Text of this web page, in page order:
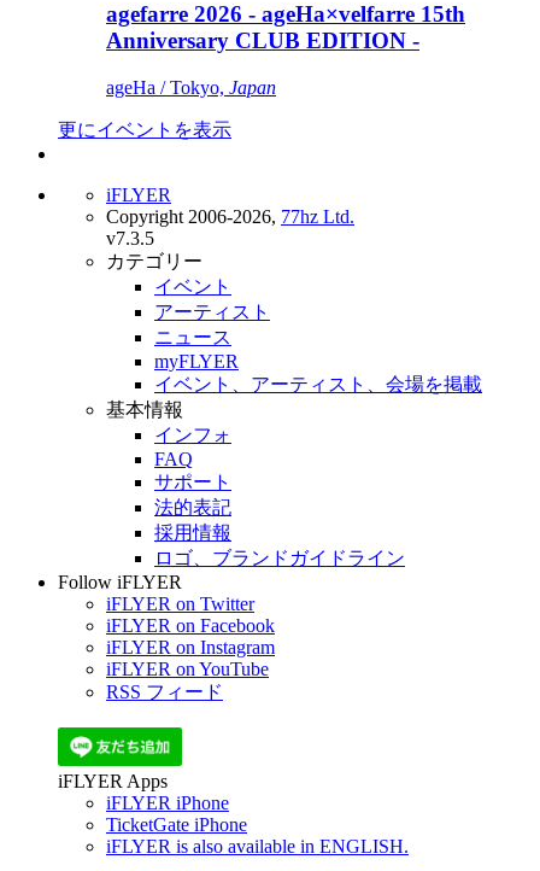
agefarre 2026 - ageHa×velfarre 15th
Anniversary CLUB EDITION -
ageHa / Tokyo, Japan
更にイベントを表示
iFLYER
Copyright 2006-2026, 77hz Ltd.
v7.3.5
カテゴリー
イベント
アーティスト
ニュース
myFLYER
イベント、アーティスト、会場を掲載
基本情報
インフォ
FAQ
サポート
法的表記
採用情報
ロゴ、ブランドガイドライン
Follow iFLYER
iFLYER on Twitter
iFLYER on Facebook
iFLYER on Instagram
iFLYER on YouTube
RSS フィード
iFLYER Apps
iFLYER iPhone
TicketGate iPhone
iFLYER is also available in ENGLISH.